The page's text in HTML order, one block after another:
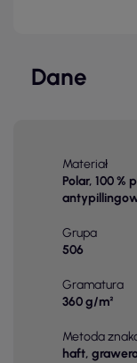
Dane
Materiał
Polar, 100 %
Grupa
506
Gramatura
360 g/m²
Metoda
haft,